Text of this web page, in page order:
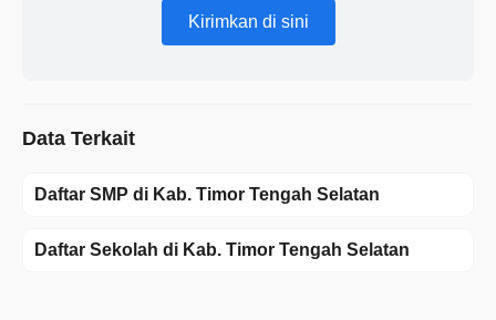
Kirimkan di sini
Data Terkait
Daftar SMP di Kab. Timor Tengah Selatan
Daftar Sekolah di Kab. Timor Tengah Selatan